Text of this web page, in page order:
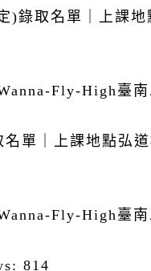
)錄取名單｜上課
Fly-High臺
名單｜上課地點弘
Fly-High臺
814